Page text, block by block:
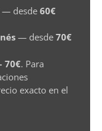
— desde 60€
— desde 70€
70€. Para
exacto en el